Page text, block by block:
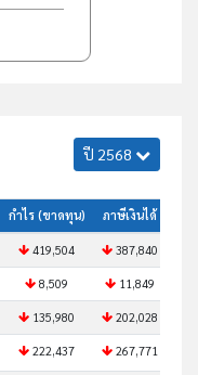
ปี 2568
กำไร (ขาดทุน) ภาษีเงินได้
419,504 387,840
8,509 11,849
135,980 202,028
222,437 267,771